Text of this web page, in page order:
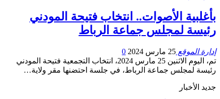
بأغلبية الأصوات.. انتخاب فتيحة المودني
رئيسة لمجلس جماعة الرباط
إدارة الموقع 25 مارس 2024
0
تم، اليوم الاثنين 25 مارس 2024، انتخاب التجمعية فتيحة المودني
رئيسة لمجلس جماعة الرباط، في جلسة احتضنها مقر ولاية…
جديد الأخبار